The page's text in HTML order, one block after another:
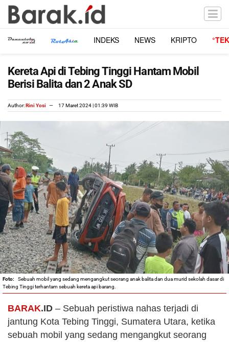
INDEKS NEWS KRIPTO
Kereta Api di Tebing Tinggi Hantam Mobil
Berisi Balita dan 2 Anak SD
Author:Rini Yosi 17 Maret 2024 | 01:39 WIB
Sebuah mobil yang sedang mengangkut seorang anak balita dan dua murid sekolah dasar di
Tebing Tinggi terhantam sebuah kereta api barang.
BARAK.ID – Sebuah peristiwa nahas terjadi di
jantung Kota Tebing Tinggi, Sumatera Utara, ketika
sebuah mobil yang sedang mengangkut seorang